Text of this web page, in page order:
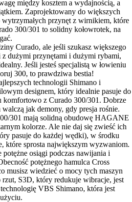
między kosztem a wydajnością, a
Zaprojektowany do większych
przynęt z wirnikiem, które
300/301 to solidny kołowrotek, na
Curado, ale jeśli szukasz większego
dużymi przynętami i dużymi rybami,
Jeśli jesteś specjalistą w łowieniu
300, to prawdziwa bestia!
technologii Shimano i
designem, który idealnie pasuje do
komfortowo z Curado 300/301. Dobrze
walczą jak demony, gdy presja rośnie.
301 mają solidną obudowę HAGANE
kolorze. Ale nie daj się zwieść ich
pasuje do każdej wędki), w środku
które sprosta największym wyzwaniom.
osiągi podczas nawijania i
potężnego hamulca Cross
musisz wiedzieć o mocy tych maszyn
S3D, który redukuje wibracje, jest
VBS Shimano, która jest